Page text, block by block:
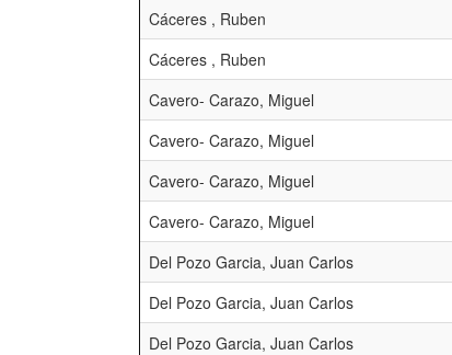
Cáceres , Ruben
Cáceres , Ruben
Cavero- Carazo, Miguel
Cavero- Carazo, Miguel
Cavero- Carazo, Miguel
Cavero- Carazo, Miguel
Del Pozo Garcia, Juan Carlos
Del Pozo Garcia, Juan Carlos
Del Pozo Garcia, Juan Carlos